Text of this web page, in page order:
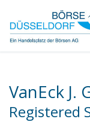
VanEck J.
Registered